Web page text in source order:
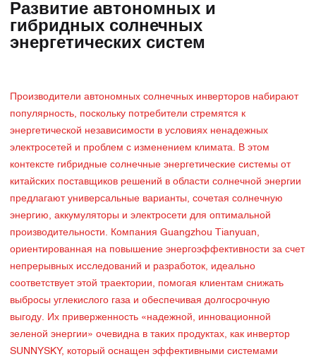
Развитие автономных и
гибридных солнечных
энергетических систем
Производители автономных солнечных инверторов набирают
популярность, поскольку потребители стремятся к
энергетической независимости в условиях ненадежных
электросетей и проблем с изменением климата. В этом
контексте гибридные солнечные энергетические системы от
китайских поставщиков решений в области солнечной энергии
предлагают универсальные варианты, сочетая солнечную
энергию, аккумуляторы и электросети для оптимальной
производительности. Компания Guangzhou Tianyuan,
ориентированная на повышение энергоэффективности за счет
непрерывных исследований и разработок, идеально
соответствует этой траектории, помогая клиентам снижать
выбросы углекислого газа и обеспечивая долгосрочную
выгоду. Их приверженность «надежной, инновационной
зеленой энергии» очевидна в таких продуктах, как инвертор
SUNNYSKY, который оснащен эффективными системами